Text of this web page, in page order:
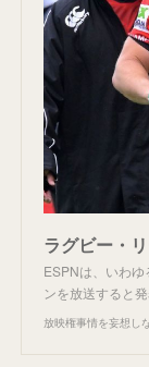
ラグビー・
ESPNは、いわ
ンを放送すると
放映権事情を妄想し